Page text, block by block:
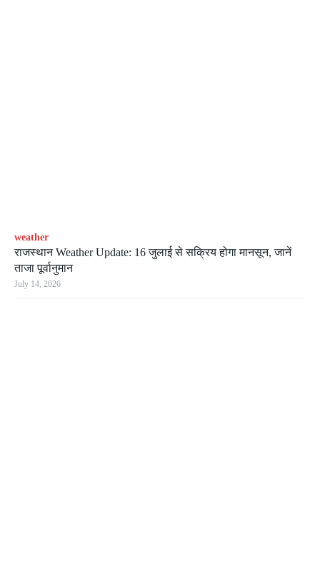
weather
राजस्थान Weather Update: 16 जुलाई से सक्रिय होगा मानसून, जानें
ताजा पूर्वानुमान
July 14, 2026